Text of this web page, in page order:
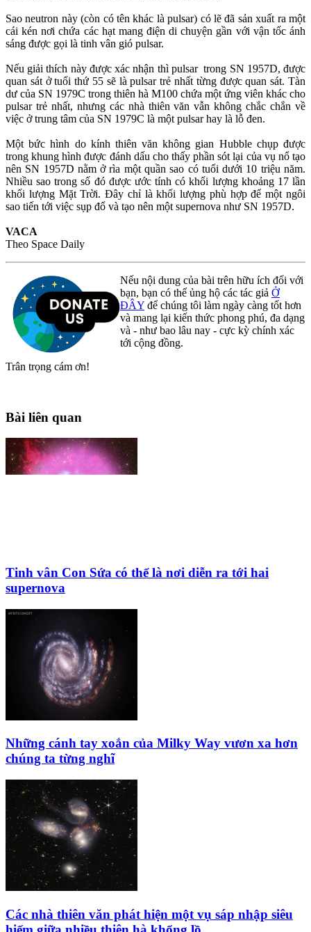
Sao neutron này (còn có tên khác là pulsar) có lẽ đã sản xuất ra một
cái kén nơi chứa các hạt mang điện di chuyện gần với vận tốc ánh
sáng được gọi là tinh vân gió pulsar.
Nếu giải thích này được xác nhận thì pulsar trong SN 1957D, được
quan sát ở tuổi thứ 55 sẽ là pulsar trẻ nhất từng được quan sát. Tàn
dư của SN 1979C trong thiên hà M100 chứa một ứng viên khác cho
pulsar trẻ nhất, nhưng các nhà thiên văn vẫn không chắc chắn về
việc ở trung tâm của SN 1979C là một pulsar hay là lỗ đen.
Một bức hình do kính thiên văn không gian Hubble chụp được
trong khung hình được đánh dấu cho thấy phần sót lại của vụ nổ tạo
nên SN 1957D nằm ở rìa một quần sao có tuổi dưới 10 triệu năm.
Nhiều sao trong số đó được ước tính có khối lượng khoảng 17 lần
khối lượng Mặt Trời. Đây chỉ là khối lượng phù hợp để một ngôi
sao tiến tới việc sụp đổ và tạo nên một supernova như SN 1957D.
VACA
Theo Space Daily
Nếu nội dung của bài trên hữu ích đối với
bạn, bạn có thể ủng hộ các tác giả Ở
ĐÂY để chúng tôi làm ngày càng tốt hơn
và mang lại kiến thức phong phú, đa dạng
và - như bao lâu nay - cực kỳ chính xác
tới cộng đồng.
Trân trọng cám ơn!
Bài liên quan
Tinh vân Con Sứa có thể là nơi diễn ra tới hai
supernova
Những cánh tay xoắn của Milky Way vươn xa hơn
chúng ta từng nghĩ
Các nhà thiên văn phát hiện một vụ sáp nhập siêu